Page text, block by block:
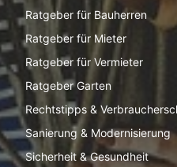
Ratgeber für Bauherren
Ratgeber für Mieter
Ratgeber für Vermieter
Ratgeber Garten
Rechtstipps &
Sanierung & Modernisierung
Sicherheit & Gesundheit